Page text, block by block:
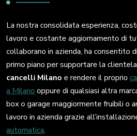
La nostra consolidata esperienza,
lavoro e costante aggiornamento di
collaborano in azienda, ha consentito
primo piano per supportare la
cancelli Milano e rendere il proprio
a Milanooppure di qualsiasi altra
box o garage maggiormente fruibili o
lavoro in azienda grazie
automatica.